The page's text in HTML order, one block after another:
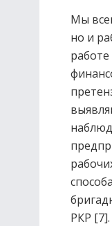
Мы
но и
РКР [7].